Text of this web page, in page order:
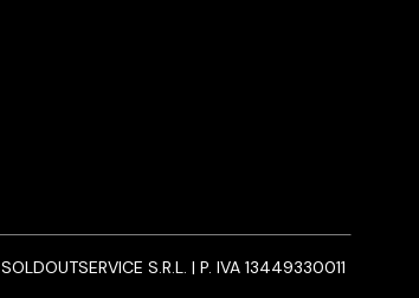
SOLDOUTSERVICE S.R.L. | P. IVA 13449330011